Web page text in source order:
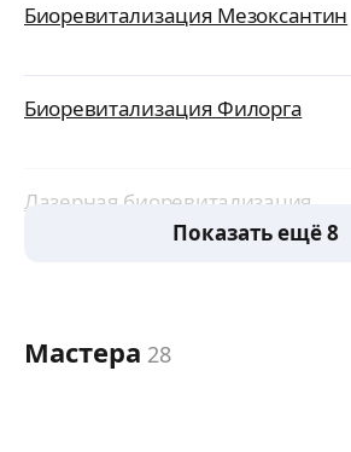
Биоревитализация Мезоксантин
Биоревитализация Филорга
Лазерная биоревитализация
Показать ещё 8
Мастера 28